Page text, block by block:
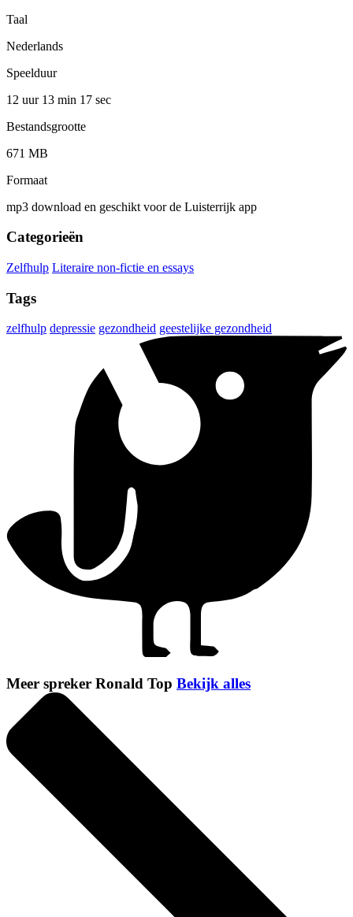
Taal
Nederlands
Speelduur
12 uur 13 min 17 sec
Bestandsgrootte
671 MB
Formaat
mp3 download en geschikt voor de Luisterrijk app
Categorieën
Zelfhulp Literaire non-fictie en essays
Tags
zelfhulp depressie gezondheid geestelijke gezondheid
Meer spreker Ronald Top Bekijk alles